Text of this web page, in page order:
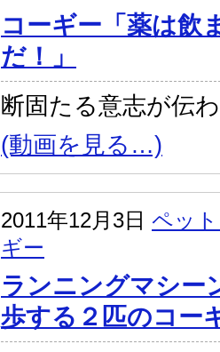
コーギー「薬は飲
だ！」
断固たる意志が伝
(動画を見る…)
2011年12月3日 ペッ
ギー
ランニングマシー
歩する２匹のコー